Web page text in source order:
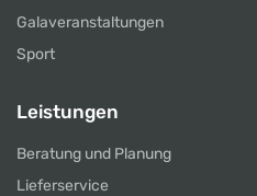
Galaveranstaltungen
Sport
Leistungen
Beratung und Planung
Lieferservice